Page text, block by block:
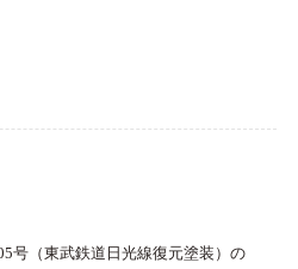
号（東武鉄道日光線復元塗装）の